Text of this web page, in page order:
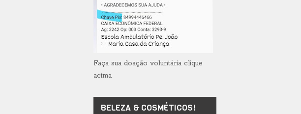
Faça sua doação voluntária clique
acima
BELEZA & COSMÉTICOS!